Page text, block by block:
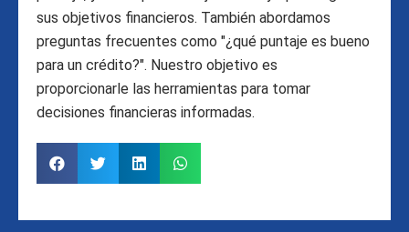
sus objetivos financieros. También abordamos
preguntas frecuentes como "¿qué puntaje es bueno
para un crédito?". Nuestro objetivo es
proporcionarle las herramientas para tomar
decisiones financieras informadas.